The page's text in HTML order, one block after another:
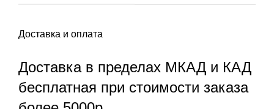
Доставка и оплата
Доставка в пределах МКАД и КАД
бесплатная при стоимости заказа